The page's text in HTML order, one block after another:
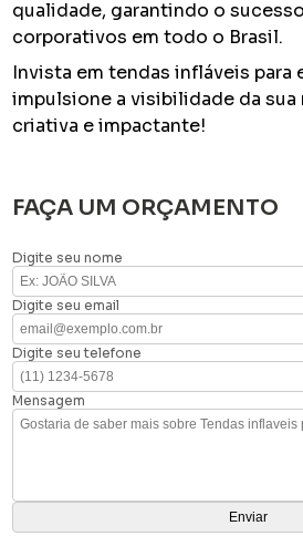
qualidade, garantindo o
corporativos em todo o Brasil.
Invista em tendas infláveis para
impulsione a visibilidade da sua
criativa e impactante!
FAÇA UM ORÇAMENTO
Digite seu nome
Digite seu email
Digite seu telefone
Mensagem